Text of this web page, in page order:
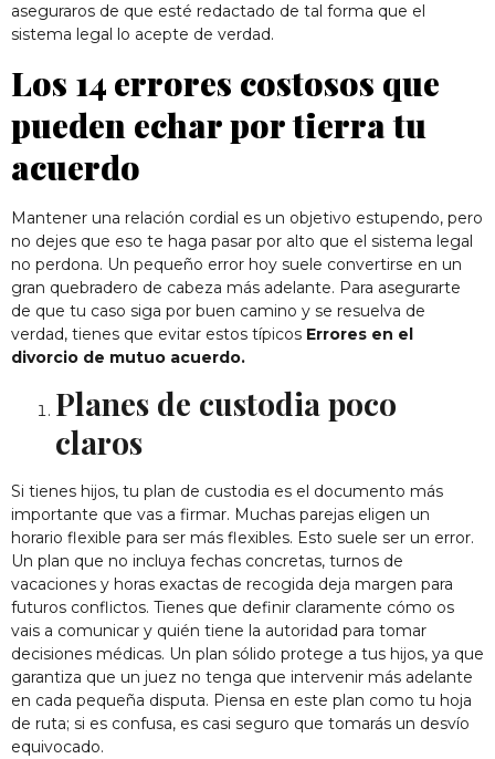
aseguraros de que esté redactado de tal forma que el
sistema legal lo acepte de verdad.
Los 14 errores costosos que
pueden echar por tierra tu
acuerdo
Mantener una relación cordial es un objetivo estupendo, pero
no dejes que eso te haga pasar por alto que el sistema legal
no perdona. Un pequeño error hoy suele convertirse en un
gran quebradero de cabeza más adelante. Para asegurarte
de que tu caso siga por buen camino y se resuelva de
verdad, tienes que evitar estos típicos Errores en el
divorcio de mutuo acuerdo.
Planes de custodia poco
claros
Si tienes hijos, tu plan de custodia es el documento más
importante que vas a firmar. Muchas parejas eligen un
horario flexible para ser más flexibles. Esto suele ser un error.
Un plan que no incluya fechas concretas, turnos de
vacaciones y horas exactas de recogida deja margen para
futuros conflictos. Tienes que definir claramente cómo os
vais a comunicar y quién tiene la autoridad para tomar
decisiones médicas. Un plan sólido protege a tus hijos, ya que
garantiza que un juez no tenga que intervenir más adelante
en cada pequeña disputa. Piensa en este plan como tu hoja
de ruta; si es confusa, es casi seguro que tomarás un desvío
equivocado.